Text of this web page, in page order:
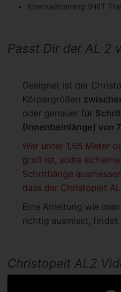
Intervalltraining (HIIT
Passt Dir der AL 2
Geeignet ist der
Körpergrößen
oder genauer für
(Innenbeinlänge) von
Wer unter 1,65 Meter
groß ist, sollte
Schrittlänge
dass der Christopeit
Eine Anleitung wie
richtig ausmisst, findet
Christopeit AL2